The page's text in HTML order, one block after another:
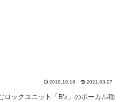
2018.10.18 2021.03.27
ロックユニット「B’z」のボーカル稲